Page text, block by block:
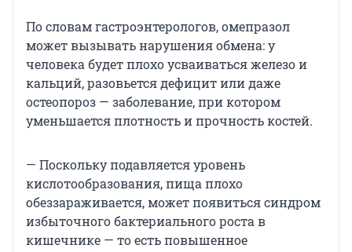
По словам гастроэнтерологов, омепразол
может вызывать нарушения обмена: у
человека будет плохо усваиваться железо и
кальций, разовьется дефицит или даже
остеопороз — заболевание, при котором
уменьшается плотность и прочность костей.
— Поскольку подавляется уровень
кислотообразования, пища плохо
обеззараживается, может появиться синдром
избыточного бактериального роста в
кишечнике — то есть повышенное